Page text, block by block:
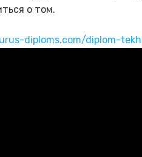
о том.
diploms.com/diplom-